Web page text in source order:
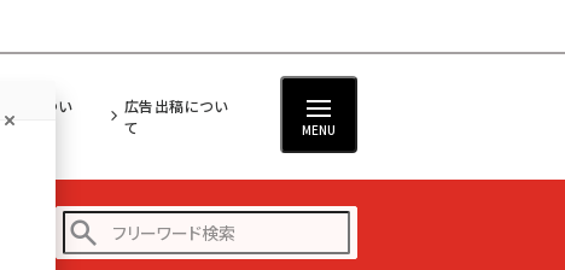
ッ担につい
広告出稿につい
て
MENU